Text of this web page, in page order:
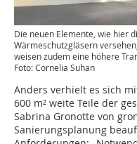
Die neuen Elemente, wie hier
Wärmeschutzgläsern
weisen zudem eine höhere
Foto: Cornelia Suhan
Anders verhielt es sich
600 m² weite Teile der
Sabrina Gronotte von
Sanierungsplanung